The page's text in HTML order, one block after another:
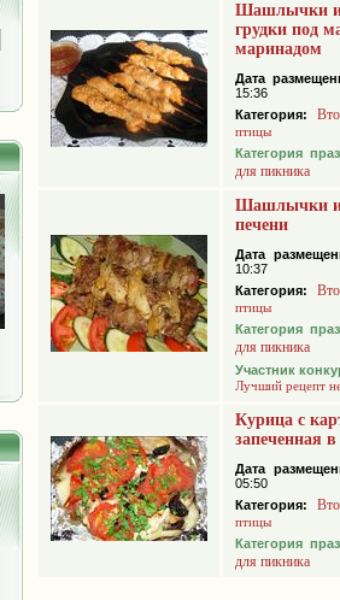
Шашлычки
грудки под
маринадом
Дата
15:36
Категория:
птицы
Категория
для пикника
Шашлычки
печени
Дата
10:37
Категория:
птицы
Категория
для пикника
Участник
Лучший рецепт
Курица с
запеченная
Дата
05:50
Категория:
птицы
Категория
для пикника